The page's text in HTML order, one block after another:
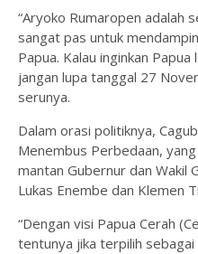
“Aryoko Rumaropen adalah
sangat pas untuk
Papua. Kalau inginkan
jangan lupa tanggal 27
serunya.
Dalam orasi politiknya,
Menembus Perbedaan,
mantan Gubernur dan Wakil
Lukas Enembe dan Klemen
“Dengan visi Papua Cerah
tentunya jika terpilih